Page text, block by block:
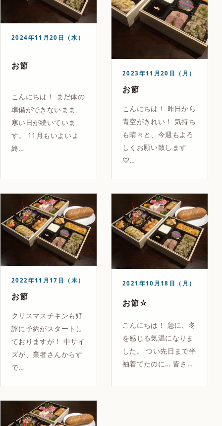
2024年11月20日（水）
お節
こんにちは！ まだ体の
準備ができないまま、
寒い日が続いていま
す。 11月もいよいよ
終…
2023年11月20日（月）
お節
こんにちは！ 昨日から
青空がきれい！ 気持ち
も晴々と、今週もよろ
しくお願い致します
♡…
2022年11月17日（木）
お節
クリスマスチキンも好
評に予約がスタートし
ておりますが！ 中サイ
ズが、業者さんからす
で…
2021年10月18日（月）
お節☆
こんにちは！ 急に、冬
を感じる気温になりま
した。 つい先日まで半
袖着てたのに… 皆さ…